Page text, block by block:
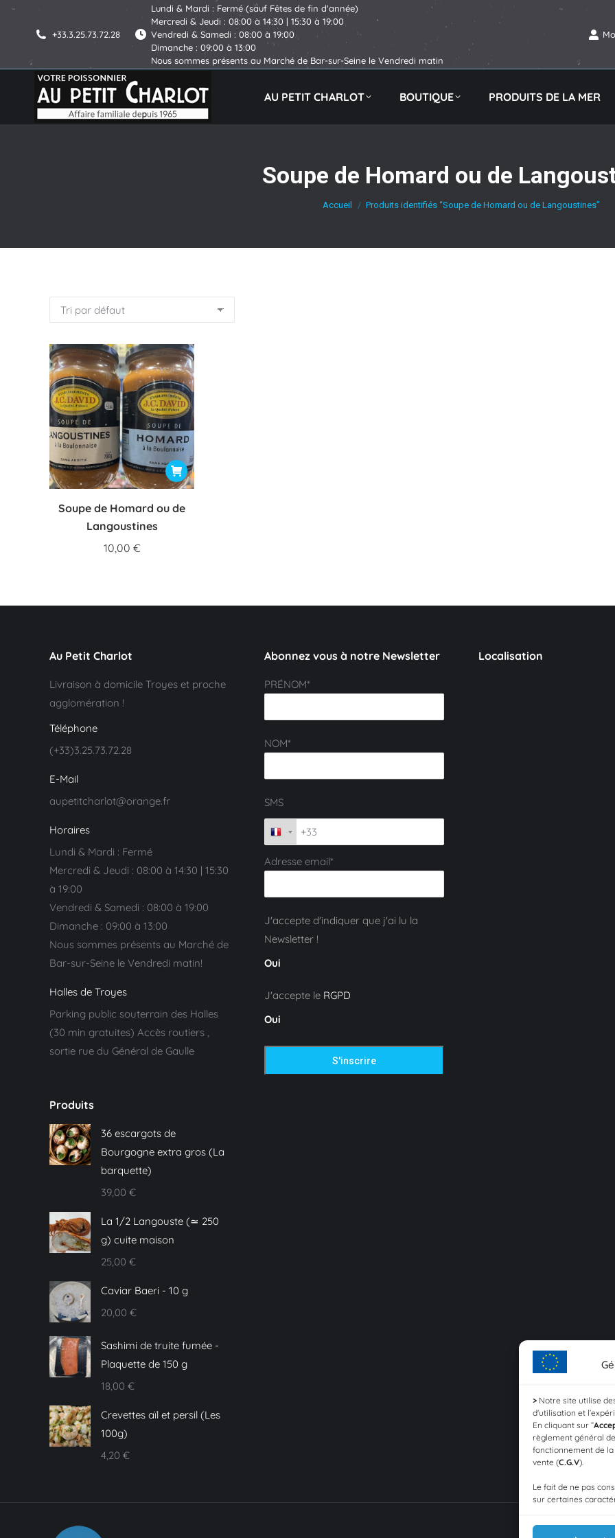
> Notre site utilise
d'utilisation et
En cliquant sur ”
règlement général
fonctionnement de la
vente (C.G.V).
Le fait de ne pas
sur certaines
+33.3.25.73.72.28
Lundi & Mardi : Fermé (sauf Fêtes de fin d'année)
Mercredi & Jeudi : 08:00 à 14:30 | 15:30 à 19:00
Vendredi & Samedi : 08:00 à 19:00
Dimanche : 09:00 à 13:00
Nous sommes présents au Marché de Bar-sur-Seine le Vendredi matin
AU PETIT CHARLOT BOUTIQUE PRODUITS DE LA MER
Soupe de Homard ou de
Vous êtes ici :
Accueil Produits identifiés “Soupe de Homard ou de Langoustines”
Soupe de Homard ou de
Langoustines
10,00 €
Au Petit Charlot
Livraison à domicile Troyes et proche
agglomération !
Téléphone
(+33)3.25.73.72.28
E-Mail
aupetitcharlot@orange.fr
Horaires
Lundi & Mardi : Fermé
Mercredi & Jeudi : 08:00 à 14:30 | 15:30
à 19:00
Vendredi & Samedi : 08:00 à 19:00
Dimanche : 09:00 à 13:00
Nous sommes présents au Marché de
Bar-sur-Seine le Vendredi matin!
Halles de Troyes
Parking public souterrain des Halles
(30 min gratuites) Accès routiers ,
sortie rue du Général de Gaulle
Abonnez vous à notre Newsletter
PRÉNOM*
NOM*
SMS
Adresse email*
J'accepte d'indiquer que j'ai lu la
Newsletter !
Oui
J'accepte le RGPD
Oui
Localisation
Produits
36 escargots de
Bourgogne extra gros (La
barquette)
39,00 €
La 1/2 Langouste (≃ 250
g) cuite maison
25,00 €
Caviar Baeri - 10 g
20,00 €
Sashimi de truite fumée -
Plaquette de 150 g
18,00 €
Crevettes aïl et persil (Les
100g)
4,20 €